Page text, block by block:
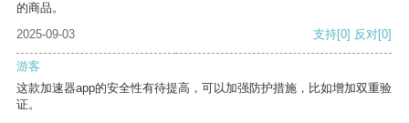
的商品。
2025-09-03
支持[0] 反对[0]
游客
这款加速器app的安全性有待提高，可以加强防护措施，比如增加双重验
证。